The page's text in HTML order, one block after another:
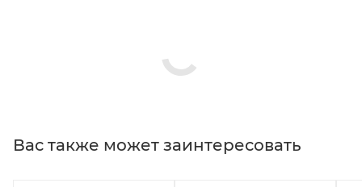
Вас также может заинтересовать